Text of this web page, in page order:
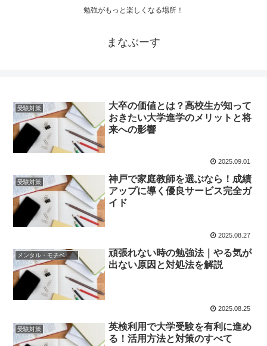
勉強がもっと楽しくなる場所！
まなぶーす
受験対策
大卒の価値とは？高校生が知って
おきたい大学進学のメリットと将
来への影響
2025.09.01
受験対策
神戸で家庭教師を選ぶなら！成績
アップに導く優良サービス完全ガ
イド
2025.08.27
メンタル・モチベーション
頑張れない時の勉強法｜やる気が
出ない原因と対処法を解説
2025.08.25
受験対策
英検利用で大学受験を有利に進め
る！活用方法と対策のすべて